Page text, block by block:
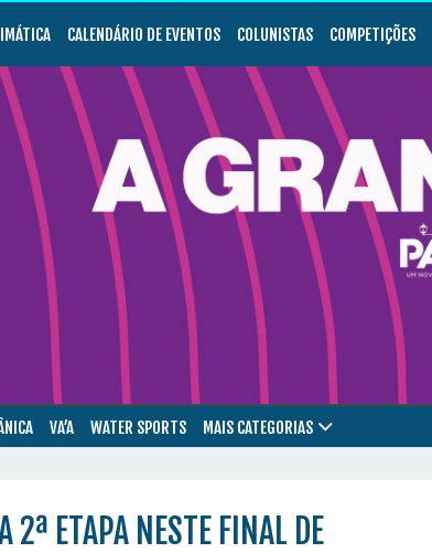
CALENDÁRIO DE EVENTOS COLUNISTAS COMPETIÇÕES
VA’A WATER SPORTS MAIS CATEGORIAS
2ª ETAPA NESTE FINAL DE